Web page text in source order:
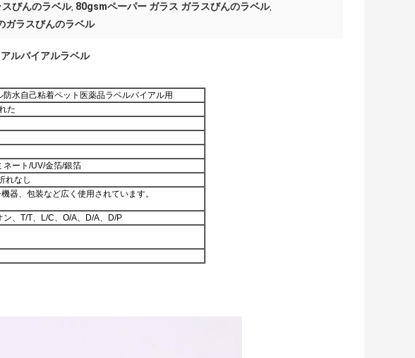
びんのラベル, 80gsmペーパー ガラス ガラスびんのラベル,
ガラスびんのラベル
ルバイアルラベル
水自己粘着ペット医薬品ラベルバイアル用
た
ネート/UV/金箔/銀箔
れなし
器、包装など広く使用されています。
、T/T、L/C、O/A、D/A、D/P